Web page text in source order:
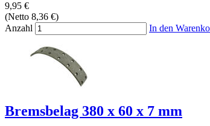
9,95 €
(Netto 8,36 €)
Anzahl
In den
Bremsbelag 380 x 60 x 7 mm